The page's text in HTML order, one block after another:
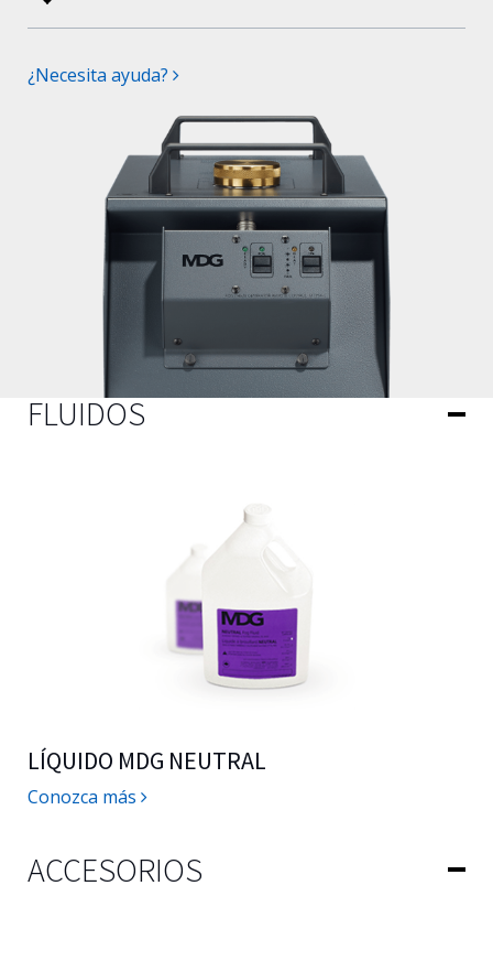
¿Necesita ayuda?
FLUIDOS
LÍQUIDO MDG NEUTRAL
Conozca más
ACCESORIOS